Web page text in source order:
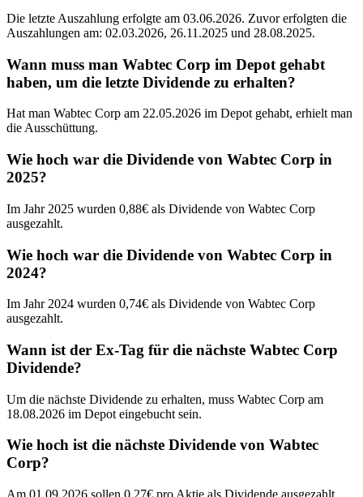
Die letzte Auszahlung erfolgte am 03.06.2026. Zuvor erfolgten die
Auszahlungen am: 02.03.2026, 26.11.2025 und 28.08.2025.
Wann muss man Wabtec Corp im Depot gehabt
haben, um die letzte Dividende zu erhalten?
Hat man Wabtec Corp am 22.05.2026 im Depot gehabt, erhielt man
die Ausschüttung.
Wie hoch war die Dividende von Wabtec Corp in
2025?
Im Jahr 2025 wurden 0,88€ als Dividende von Wabtec Corp
ausgezahlt.
Wie hoch war die Dividende von Wabtec Corp in
2024?
Im Jahr 2024 wurden 0,74€ als Dividende von Wabtec Corp
ausgezahlt.
Wann ist der Ex-Tag für die nächste Wabtec Corp
Dividende?
Um die nächste Dividende zu erhalten, muss Wabtec Corp am
18.08.2026 im Depot eingebucht sein.
Wie hoch ist die nächste Dividende von Wabtec
Corp?